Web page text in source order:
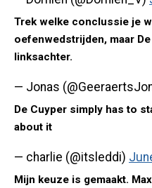
Trek welke conclussie je
oefenwedstrijden, maar
linksachter.
— Jonas
De Cuyper simply has to
about it
— charlie (@itsleddi)
Mijn keuze is gemaakt.